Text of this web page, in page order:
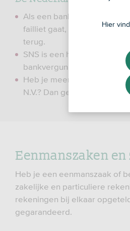
Als een bank met een
failliet gaat, krijgt elke
terug.
SNS is een handelsnaam
bankvergunning en valt
Heb je meerdere
N.V.? Dan geldt het
Eenmanszaken en
Heb je een eenmanszaak of
zakelijke en particuliere
rekeningen bij elkaar
gegarandeerd.
Hier